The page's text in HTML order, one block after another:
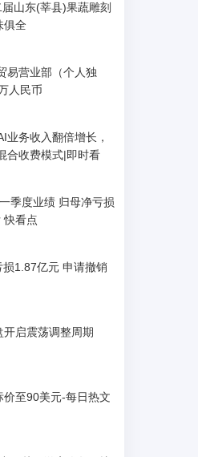
山东(莘县)果蔬雕刻
俱全
易营业部（个人独
人民币
业务收入翻倍增长，
合收费模式|即时看
绩 归母净亏损
快看点
1.87亿元 申请撤销
启震荡调整周期
至90美元-每日热文